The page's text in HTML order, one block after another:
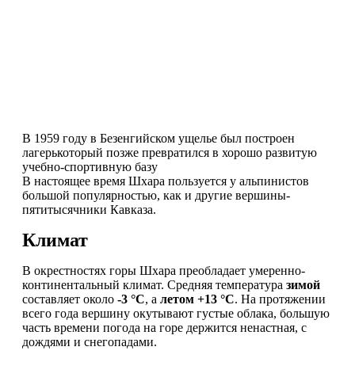
В 1959 году в Безенгийском ущелье был построен
лагерькоторый позже превратился в хорошо развитую
учебно-спортивную базу
В настоящее время Шхара пользуется у альпинистов
большой популярностью, как и другие вершины-
пятитысячники Кавказа.
Климат
В окрестностях горы Шхара преобладает умеренно-
континентальный климат. Средняя температура зимой
составляет около -3 °С, а летом +13 °С. На протяжении
всего года вершину окутывают густые облака, большую
часть времени погода на горе держится ненастная, с
дождями и снегопадами.